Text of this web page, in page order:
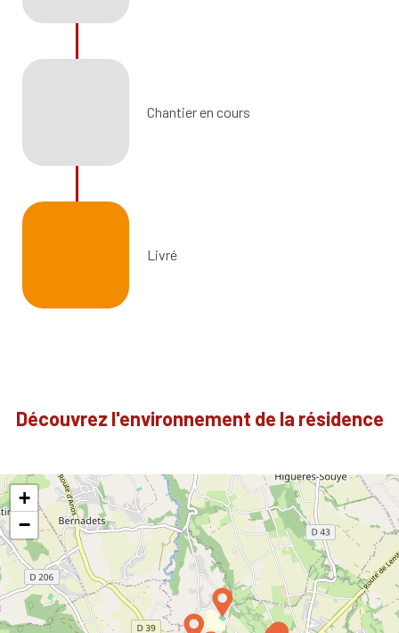
Chantier en cours
Livré
Découvrez l'environnement de la résidence
+
−